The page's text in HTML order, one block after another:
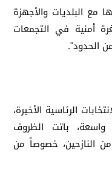
مع البلديات والأجهزة
أمنية في التجمعات
الحدود".
الرئاسية الأخيرة،
باتت الظروف
النازحين، خصوصاً من